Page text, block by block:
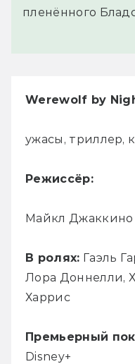
пленённого
Werewolf by
ужасы, триллер,
Режиссёр:
Майкл Джаккино
В ролях: Гаэль
Лора Доннелли,
Харрис
Премьерный
Disney+